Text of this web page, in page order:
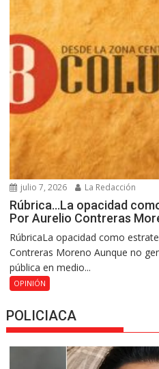
julio 7, 2026 La Redacción
Rúbrica…La opacidad
Por Aurelio Contreras
RúbricaLa opacidad como
Contreras Moreno Aunque no
pública en medio...
OPINIÓN
POLICIACA